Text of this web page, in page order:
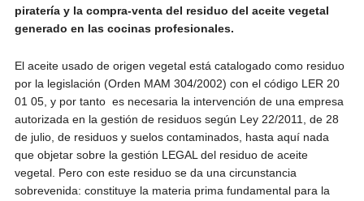
piratería y la compra-venta del residuo del aceite vegetal
generado en las cocinas profesionales.
El aceite usado de origen vegetal está catalogado como residuo
por la legislación (Orden MAM 304/2002) con el código LER 20
01 05, y por tanto es necesaria la intervención de una empresa
autorizada en la gestión de residuos según Ley 22/2011, de 28
de julio, de residuos y suelos contaminados, hasta aquí nada
que objetar sobre la gestión LEGAL del residuo de aceite
vegetal. Pero con este residuo se da una circunstancia
sobrevenida: constituye la materia prima fundamental para la